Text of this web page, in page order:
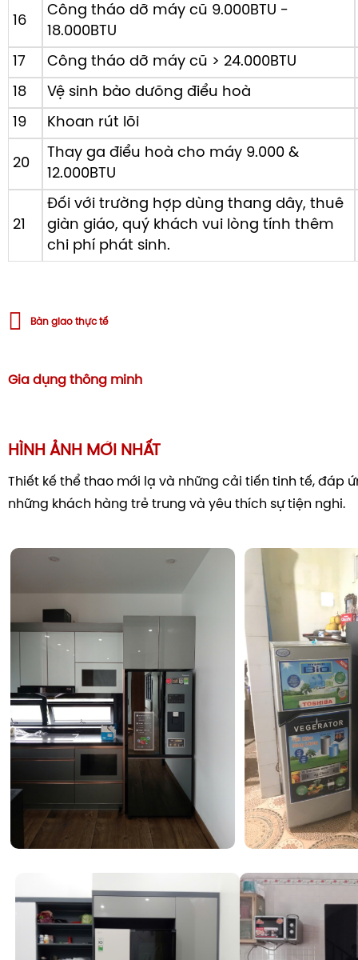
Luồng gió 3D và cánh đảo gió linh hoạt
Để không khí được luân chuyển đồng đều khắp mọi
phẩm sử dụng cơ chế luồng gió 3D. Sự kết hợp giữa
theo phương đứng (lên/xuống) và phương ngang (trái/
khí mát hoặc ấm lan tỏa rộng hơn. Bạn sẽ không còn
nhiệt độ không đồng đều giữa các vị trí trong phòng.
không gian sống, bạn có thể
thống của chúng tôi để so sánh về các kiểu luồng gió
khác nhau.
Phin lọc khử mùi Apatit Titan
Sức khỏe là yếu tố luôn được ưu tiên. Thiết bị này được
có khả năng hấp thụ các phân tử mùi, vi
nhân gây dị ứng. Dưới tác động của ánh sáng mặt trời
đèn, phin lọc sẽ phân hủy các chất độc hại, trả lại bầu
lành. Đây là điểm cộng lớn cho những gia đình sống tại
độ ô nhiễm bụi mịn cao.
16
Công tháo dỡ máy cũ 9.000BTU -
18.000BTU
17
Công tháo dỡ máy cũ > 24.000BTU
18
Vệ sinh bào dưõng điểu hoà
19
Khoan rút lõi
20
Thay ga điểu hoà cho máy 9.000 &
12.000BTU
21
Đối với trường hợp dùng thang dây, thuê
giàn giáo, quý khách vui lòng tính thêm
chi phí phát sinh.
Bàn giao thực tế
Gia dụng thông minh
HÌNH ẢNH MỚI NHẤT
Thiết kế thể thao mới lạ và những cải tiến tinh tế, đáp
những khách hàng trẻ trung và yêu thích sự tiện nghi.